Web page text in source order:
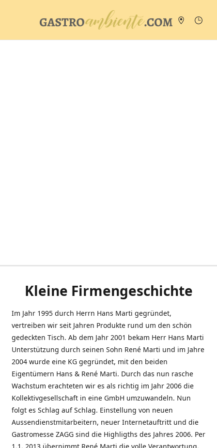
Kleine Firmengeschichte
Im Jahr 1995 durch Herrn Hans Marti gegründet,
vertreiben wir seit Jahren Produkte rund um den schön
gedeckten Tisch. Ab dem Jahr 2001 bekam Herr Hans Marti
Unterstützung durch seinen Sohn René Marti und im Jahre
2004 wurde eine KG gegründet, mit den beiden
Eigentümern Hans & René Marti. Durch das nun rasche
Wachstum erachteten wir es als richtig im Jahr 2006 die
Kollektivgesellschaft in eine GmbH umzuwandeln. Nun
folgt es Schlag auf Schlag. Einstellung von neuen
Aussendienstmitarbeitern, neuer Internetauftritt und die
Gastromesse ZAGG sind die Highligths des Jahres 2006. Per